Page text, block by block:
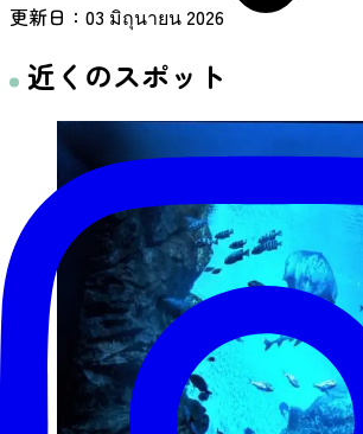
更新日： 03 มิถุนายน 2026
近くのスポット